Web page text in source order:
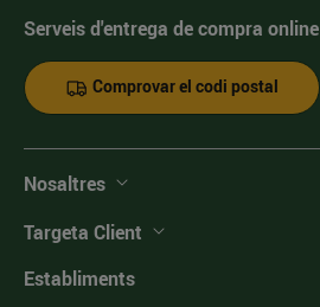
Serveis d'entrega de compra online
Comprovar el codi postal
Nosaltres
Targeta Client
Establiments